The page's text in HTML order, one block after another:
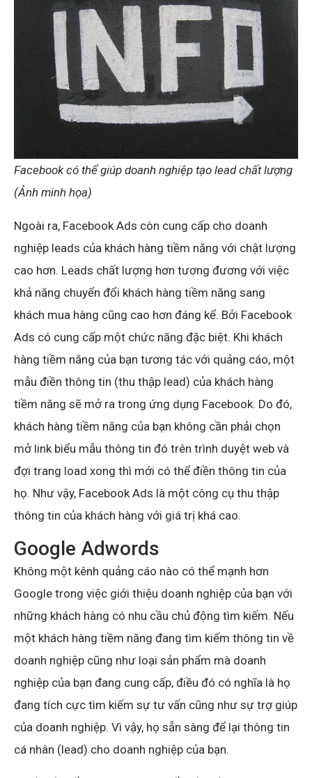
Facebook có thể giúp doanh nghiệp tạo lead chất lượng
(Ảnh minh họa)
Ngoài ra, Facebook Ads còn cung cấp cho doanh
nghiệp leads của khách hàng tiềm năng với chật lượng
cao hơn. Leads chất lượng hơn tương đương với việc
khả năng chuyển đổi khách hàng tiềm năng sang
khách mua hàng cũng cao hơn đáng kể. Bởi Facebook
Ads có cung cấp một chức năng đặc biệt. Khi khách
hàng tiềm năng của bạn tương tác với quảng cáo, một
mẫu điền thông tin (thu thập lead) của khách hàng
tiềm năng sẽ mở ra trong ứng dụng Facebook. Do đó,
khách hàng tiềm năng của bạn không cần phải chọn
mở link biểu mẫu thông tin đó trên trình duyệt web và
đợi trang load xong thì mới có thể điền thông tin của
họ. Như vậy, Facebook Ads là một công cụ thu thập
thông tin của khách hàng với giá trị khá cao.
Google Adwords
Không một kênh quảng cáo nào có thể mạnh hơn
Google trong việc giới thiệu doanh nghiệp của bạn với
những khách hàng có nhu cầu chủ động tìm kiếm. Nếu
một khách hàng tiềm năng đang tìm kiếm thông tin về
doanh nghiệp cũng như loại sản phẩm mà doanh
nghiệp của bạn đang cung cấp, điều đó có nghĩa là họ
đang tích cực tìm kiếm sự tư vấn cũng như sự trợ giúp
của doanh nghiệp. Vì vậy, họ sẵn sàng để lại thông tin
cá nhân (lead) cho doanh nghiệp của bạn.